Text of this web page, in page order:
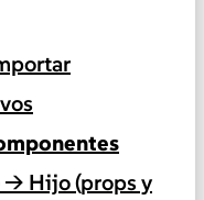
→ Hijo (props y